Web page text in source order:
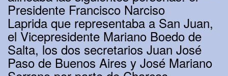
Presidente Francisco Narciso
Laprida que representaba a San Juan,
el Vicepresidente Mariano Boedo de
Salta, los dos secretarios Juan José
Paso de Buenos Aires y José Mariano